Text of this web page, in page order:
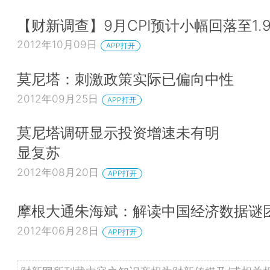
【财新调查】9月CPI预计小幅回落至
2012年10月09日 APP打开
莫尼塔：刺激政策实际已偏向中性
2012年09月25日 APP打开
莫尼塔调研显示投资增速未有明
显复苏
2012年08月20日 APP打开
摩根大通朱海斌：解读中国经济数据谜
2012年06月28日 APP打开